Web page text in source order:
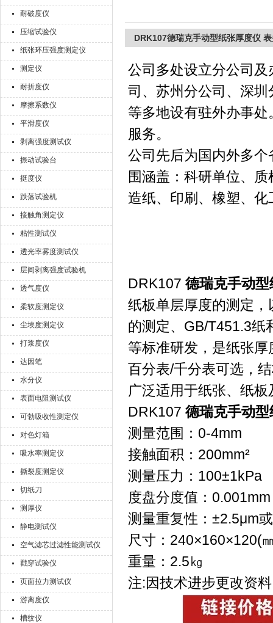
耐破度仪
压缩试验仪
纸张环压强度测定仪
测定仪
耐折度仪
摩擦系数仪
平滑度仪
剥离强度测试仪
振动试验台
挺度仪
跌落试验机
接触角测定仪
粘性测试仪
透光率雾度测试仪
层间剥离强度试验机
透气度仪
柔软度测定仪
尘埃度测定仪
打浆度仪
达因笔
水分仪
表面电阻测试仪
可勃吸收性测定仪
对色灯箱
吸水率测定仪
撕裂度测定仪
切纸刀
测厚仪
静电测试仪
空气滤芯过滤性能测试仪
戳穿试验仪
页面拉力测试仪
游离度仪
槽纹仪
DRK107德瑞克手动型纸张厚度仪
公司多处设立分公司
司、苏州分公司、深
等多地设有驻外办事
服务。
公司先后为国内外多
围涵盖：科研单位、
造纸、印刷、橡塑、
DRK107 德瑞克手动
纸板单层厚度的测定
的测定、GB/T451.3纸
等标准研发，是纸张
百分表/千分表可选，
广泛适用于纸张、纸
DRK107 德瑞克手动
测量范围：0-4mm
接触面积：200mm²
测量压力：100±1kPa
度盘分度值：0.001mm
测量重复性：±2.5μm
尺寸：240×160×120(
重量：2.5㎏
注:因技术进步更改资